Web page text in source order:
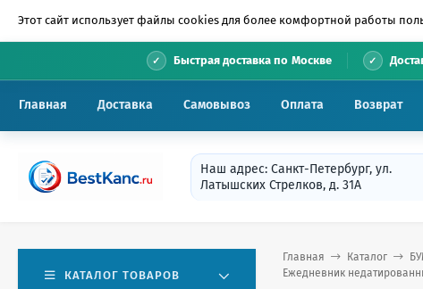
Этот сайт использует файлы cookies для более комфортной работы
Быстрая доставка по Москве
Главная Доставка Самовывоз Оплата Возврат
Наш адрес: Санкт-Петербург, ул.
Латышских Стрелков, д. 31А
Главная Каталог
Ежедневник
КАТАЛОГ ТОВАРОВ